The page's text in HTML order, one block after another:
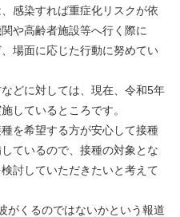
感染すれば重症化リスクが依
や高齢者施設等へ行く際に
場面に応じた行動に努めてい
どに対しては、現在、令和5年
しているところです。
を希望する方が安心して接種
ているので、接種の対象とな
討していただきたいと考えて
がくるのではないかという報道